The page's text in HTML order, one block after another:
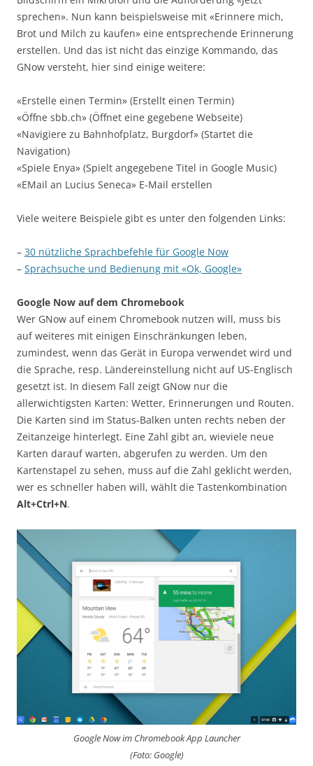
sprechen». Nun kann beispielsweise mit «Erinnere mich,
Brot und Milch zu kaufen» eine entsprechende Erinnerung
erstellen. Und das ist nicht das einzige Kommando, das
GNow versteht, hier sind einige weitere:
«Erstelle einen Termin» (Erstellt einen Termin)
«Öffne sbb.ch» (Öffnet eine gegebene Webseite)
«Navigiere zu Bahnhofplatz, Burgdorf» (Startet die
Navigation)
«Spiele Enya» (Spielt angegebene Titel in Google Music)
«EMail an Lucius Seneca» E-Mail erstellen
Viele weitere Beispiele gibt es unter den folgenden Links:
– 30 nützliche Sprachbefehle für Google Now
– Sprachsuche und Bedienung mit «Ok, Google»
Google Now auf dem Chromebook
Wer GNow auf einem Chromebook nutzen will, muss bis
auf weiteres mit einigen Einschränkungen leben,
zumindest, wenn das Gerät in Europa verwendet wird und
die Sprache, resp. Ländereinstellung nicht auf US-Englisch
gesetzt ist. In diesem Fall zeigt GNow nur die
allerwichtigsten Karten: Wetter, Erinnerungen und Routen.
Die Karten sind im Status-Balken unten rechts neben der
Zeitanzeige hinterlegt. Eine Zahl gibt an, wieviele neue
Karten darauf warten, abgerufen zu werden. Um den
Kartenstapel zu sehen, muss auf die Zahl geklicht werden,
wer es schneller haben will, wählt die Tastenkombination
Alt+Ctrl+N.
Google Now im Chromebook App Launcher
(Foto: Google)